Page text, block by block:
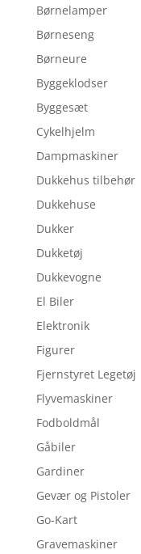
Børnelamper
Børneseng
Børneure
Byggeklodser
Byggesæt
Cykelhjelm
Dampmaskiner
Dukkehus tilbehør
Dukkehuse
Dukker
Dukketøj
Dukkevogne
El Biler
Elektronik
Figurer
Fjernstyret Legetøj
Flyvemaskiner
Fodboldmål
Gåbiler
Gardiner
Gevær og Pistoler
Go-Kart
Gravemaskiner